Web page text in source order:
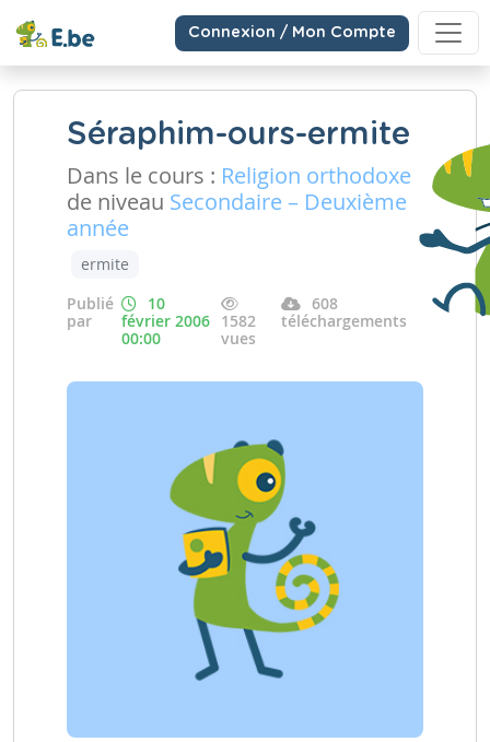
Connexion / Mon Compte
Séraphim-ours-ermite
Dans le cours : Religion orthodoxe
de niveau Secondaire – Deuxième
année
ermite
Publié
par
10
février 2006
00:00
1582
vues
608
téléchargements